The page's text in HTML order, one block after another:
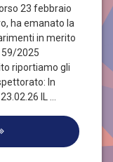
23 febbraio
ha emanato la
in merito
2025
riportiamo gli
In
IL …